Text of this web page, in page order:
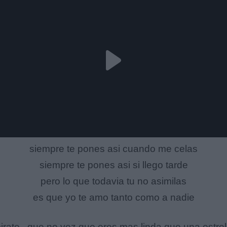
siempre te pones asi cuando me celas
siempre te pones asi si llego tarde
pero lo que todavia tu no asimilas
es que yo te amo tanto como a nadie